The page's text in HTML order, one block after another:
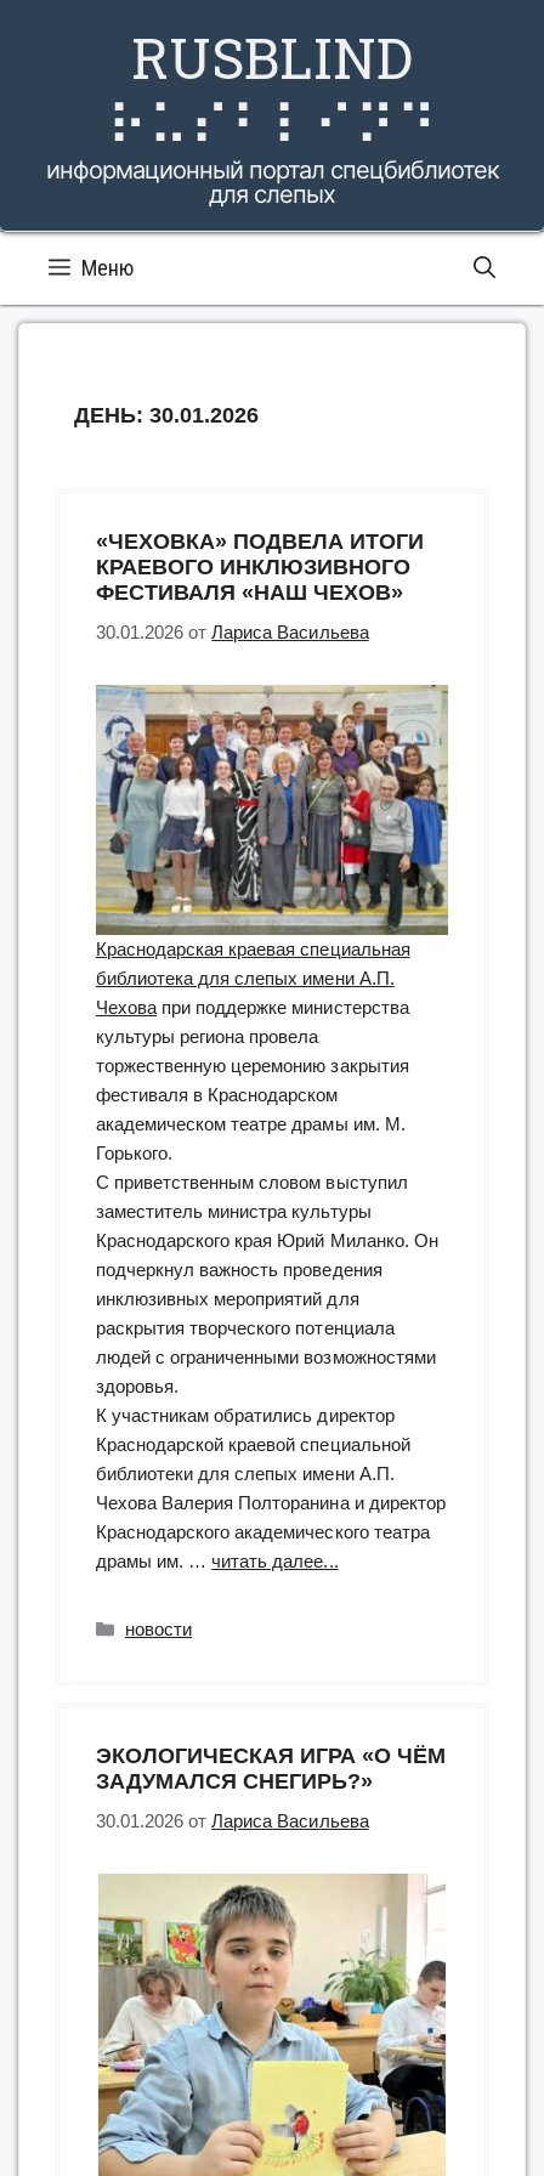
RUSBLIND
⠗⠥⠎⠃⠇⠊⠝⠙
информационный портал спецбиблиотек
для слепых
Меню
ДЕНЬ: 30.01.2026
«ЧЕХОВКА» ПОДВЕЛА ИТОГИ
КРАЕВОГО ИНКЛЮЗИВНОГО
ФЕСТИВАЛЯ «НАШ ЧЕХОВ»
30.01.2026 отЛариса Васильева
Краснодарская краевая специальная
библиотека для слепых имени А.П.
Чехова при поддержке министерства
культуры региона провела
торжественную церемонию закрытия
фестиваля в Краснодарском
академическом театре драмы им. М.
Горького.
С приветственным словом выступил
заместитель министра культуры
Краснодарского края Юрий Миланко. Он
подчеркнул важность проведения
инклюзивных мероприятий для
раскрытия творческого потенциала
людей с ограниченными возможностями
здоровья.
К участникам обратились директор
Краснодарской краевой специальной
библиотеки для слепых имени А.П.
Чехова Валерия Полторанина и директор
Краснодарского академического театра
драмы им. …читать далее...
Чехов»”
Рубрики
новости
ЭКОЛОГИЧЕСКАЯ ИГРА «О ЧЁМ
ЗАДУМАЛСЯ СНЕГИРЬ?»
30.01.2026 отЛариса Васильева